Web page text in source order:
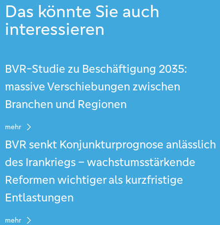
Das könnte Sie auch
interessieren
BVR-Studie zu Beschäftigung 2035:
massive Verschiebungen zwischen
Branchen und Regionen
mehr
BVR senkt Konjunkturprognose anlässlich
des Irankriegs – wachstumsstärkende
Reformen wichtiger als kurzfristige
Entlastungen
mehr